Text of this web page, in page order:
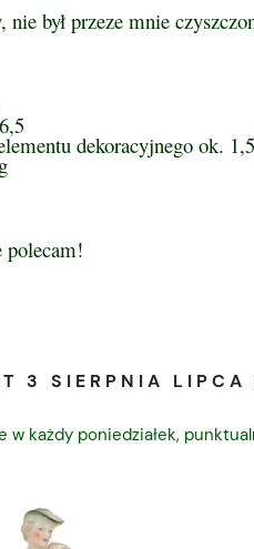
nie był przeze mnie
dekoracyjnego ok.
polecam!
3 SIERPNIA
każdy poniedziałek,